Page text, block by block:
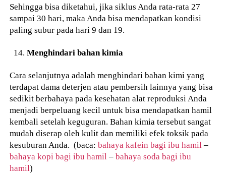
Sehingga bisa diketahui, jika siklus Anda rata-rata 27
sampai 30 hari, maka Anda bisa mendapatkan kondisi
paling subur pada hari 9 dan 19.
Menghindari bahan kimia
Cara selanjutnya adalah menghindari bahan kimi yang
terdapat dama deterjen atau pembersih lainnya yang bisa
sedikit berbahaya pada kesehatan alat reproduksi Anda
menjadi berpeluang kecil untuk bisa mendapatkan hamil
kembali setelah keguguran. Bahan kimia tersebut sangat
mudah diserap oleh kulit dan memiliki efek toksik pada
kesuburan Anda. (baca:bahaya kafein bagi ibu hamil –
bahaya kopi bagi ibu hamil –bahaya soda bagi ibu
hamil)